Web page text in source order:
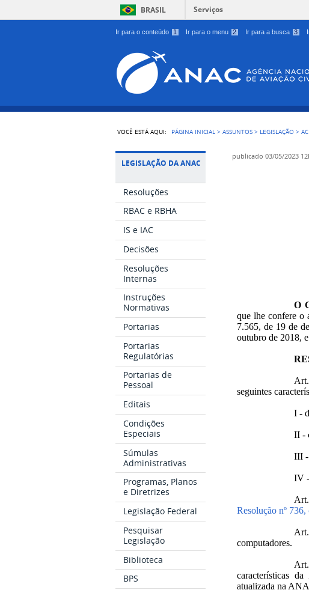
Ir para o conteúdo 1 Ir para o menu 2 Ir para a busca 3
BRASIL Serviços
VOCÊ ESTÁ AQUI: PÁGINA INICIAL >ASSUNTOS > LEGISLAÇÃO >
LEGISLAÇÃO DA ANAC
Resoluções
RBAC e RBHA
IS e IAC
Decisões
Resoluções
Internas
Instruções
Normativas
Portarias
Portarias
Regulatórias
Portarias de
Pessoal
Editais
Condições
Especiais
Súmulas
Administrativas
Programas, Planos
e Diretrizes
Legislação Federal
Pesquisar
Legislação
Biblioteca
BPS
publicado 03/05/2023
O
que lhe confere o
7.565, de 19 de
outubro de 2018,
seguintes
I -
II -
III -
IV -
Resolução nº
computadores.
características
atualizada na